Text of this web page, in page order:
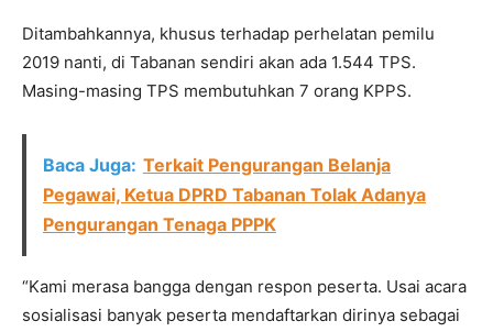
Ditambahkannya, khusus terhadap perhelatan pemilu
2019 nanti, di Tabanan sendiri akan ada 1.544 TPS.
Masing-masing TPS membutuhkan 7 orang KPPS.
Baca Juga: Terkait Pengurangan Belanja
Pegawai, Ketua DPRD Tabanan Tolak Adanya
Pengurangan Tenaga PPPK
“Kami merasa bangga dengan respon peserta. Usai acara
sosialisasi banyak peserta mendaftarkan dirinya sebagai